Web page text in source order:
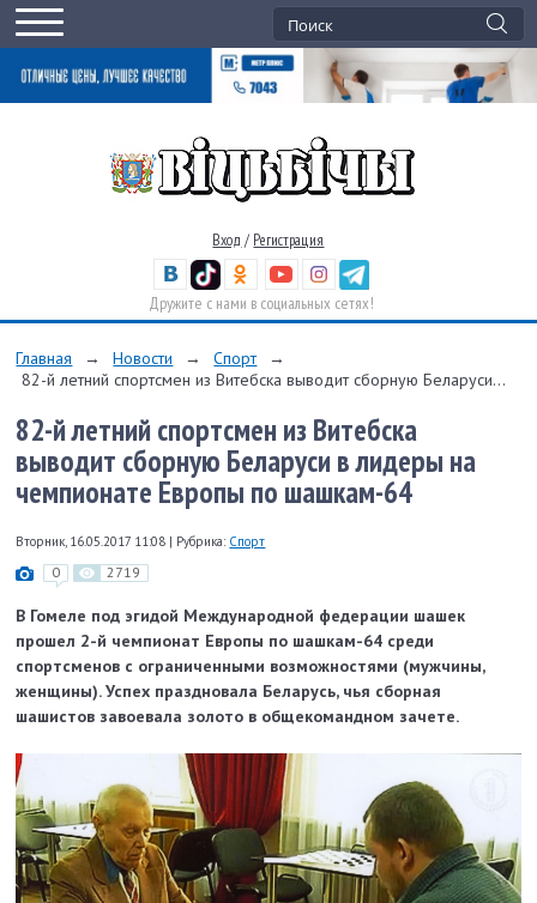
Вход / Регистрация
Дружите с нами в социальных сетях!
Главная → Новости → Спорт
→
82-й летний спортсмен из Витебска выводит сборную Беларуси...
82-й летний спортсмен из Витебска
выводит сборную Беларуси в лидеры на
чемпионате Европы по шашкам-64
Вторник, 16.05.2017 11:08 | Рубрика: Спорт
0 2719
В Гомеле под эгидой Международной федерации шашек
прошел 2-й чемпионат Европы по шашкам-64 среди
спортсменов с ограниченными возможностями (мужчины,
женщины). Успех праздновала Беларусь, чья сборная
шашистов завоевала золото в общекомандном зачете.